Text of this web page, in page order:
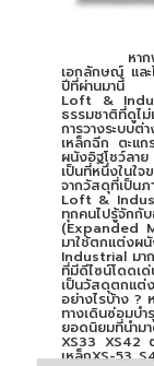
หากพูดถึงส
เอกลักษณ์ และ
ปีที่ผ่านมานี้ ก็
Loft &
ธรรมชาติที่ดูไม่
การวางระบบ
เหล็กฉีก ตะแ
ผนังอิฐโชว์ลา
เป็นที่หนึ่งในใ
จากวัสดุที่เป็น
Loft &
ทุกคนไปรู้จักกั
(Expanded
มาใช้ตกแต่งผ
Industrial มา
ที่มีดีไซน์โดดเด่
เป็นวัสดุตกแ
อย่างไรบ้าง ?
ทางเดินซ่อมบ
ยอดนิยมที่นำม
XS33 XS42
เหล็กXS-53